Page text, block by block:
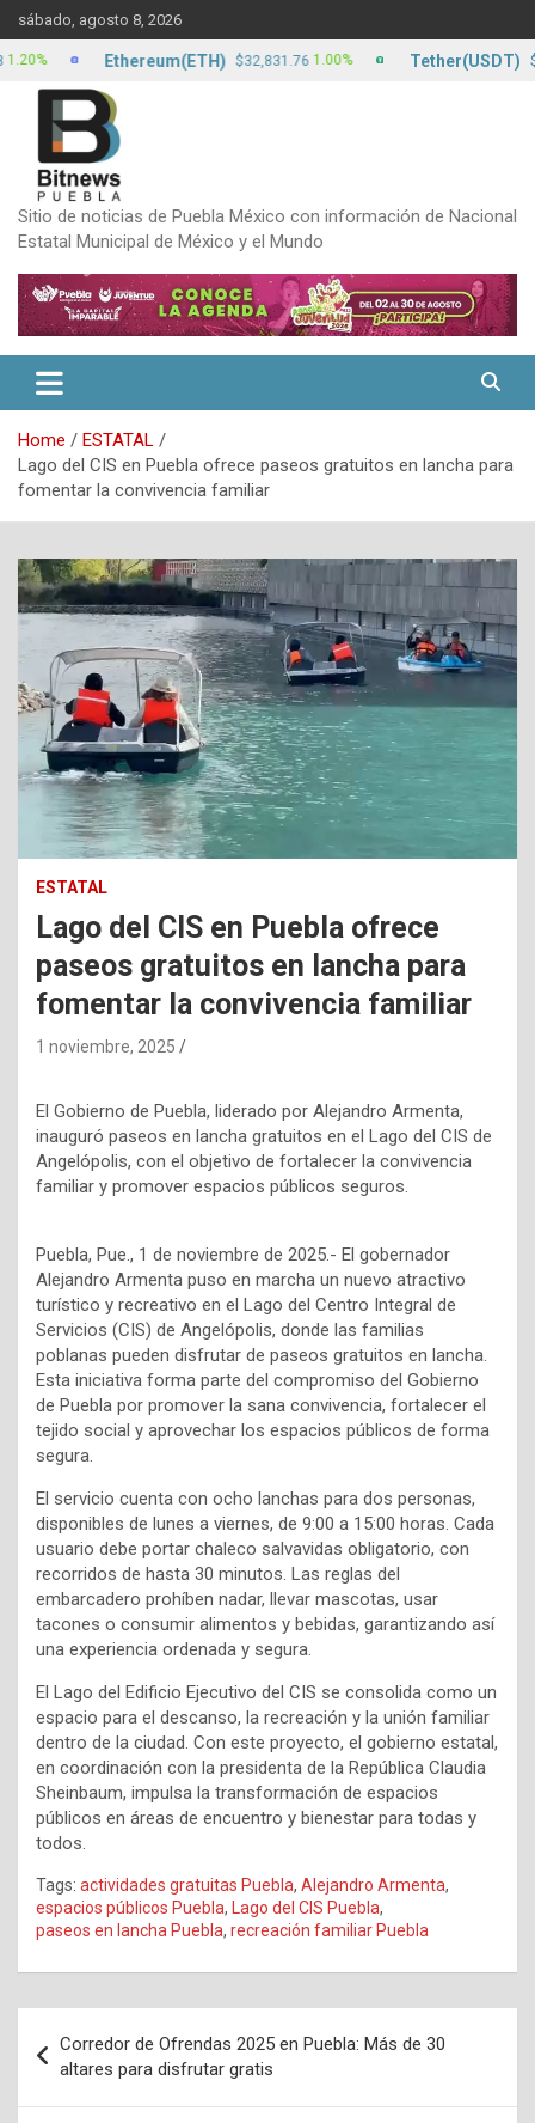
Skip
to
content
sábado, agosto 8, 2026
Sitio de noticias de Puebla México con información de Nacional
Estatal Municipal de México y el Mundo
Home
ESTATAL
Lago del CIS en Puebla ofrece paseos gratuitos en lancha para
fomentar la convivencia familiar
ESTATAL
Lago del CIS en Puebla ofrece
paseos gratuitos en lancha para
fomentar la convivencia familiar
1 noviembre, 2025
El Gobierno de Puebla, liderado por Alejandro Armenta,
inauguró paseos en lancha gratuitos en el Lago del CIS de
Angelópolis, con el objetivo de fortalecer la convivencia
familiar y promover espacios públicos seguros.
Puebla, Pue., 1 de noviembre de 2025.- El gobernador
Alejandro Armenta puso en marcha un nuevo atractivo
turístico y recreativo en el Lago del Centro Integral de
Servicios (CIS) de Angelópolis, donde las familias
poblanas pueden disfrutar de paseos gratuitos en lancha.
Esta iniciativa forma parte del compromiso del Gobierno
de Puebla por promover la sana convivencia, fortalecer el
tejido social y aprovechar los espacios públicos de forma
segura.
El servicio cuenta con ocho lanchas para dos personas,
disponibles de lunes a viernes, de 9:00 a 15:00 horas. Cada
usuario debe portar chaleco salvavidas obligatorio, con
recorridos de hasta 30 minutos. Las reglas del
embarcadero prohíben nadar, llevar mascotas, usar
tacones o consumir alimentos y bebidas, garantizando así
una experiencia ordenada y segura.
El Lago del Edificio Ejecutivo del CIS se consolida como un
espacio para el descanso, la recreación y la unión familiar
dentro de la ciudad. Con este proyecto, el gobierno estatal,
en coordinación con la presidenta de la República Claudia
Sheinbaum, impulsa la transformación de espacios
públicos en áreas de encuentro y bienestar para todas y
todos.
Tags: actividades gratuitas Puebla, Alejandro Armenta,
espacios públicos Puebla, Lago del CIS Puebla,
paseos en lancha Puebla, recreación familiar Puebla
de
entradas
Corredor de Ofrendas 2025 en Puebla: Más de 30
altares para disfrutar gratis
Ethereum(ETH) $32,831.76 1.00% Tether(USDT) $17.13